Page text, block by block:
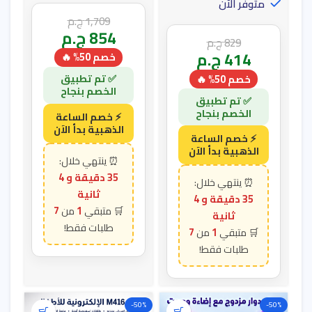
829ج.م
414ج.م
خصم 50% 🔥
35 دقيقة و 3
ثانية
1
7
1,709ج.م
854ج.م
خصم 50% 🔥
35 دقيقة و 3
ثانية
1
7
-50%
-50%